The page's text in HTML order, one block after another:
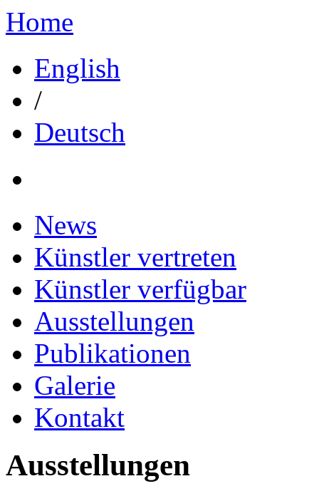
Home
English
/
Deutsch
News
Künstler vertreten
Künstler verfügbar
Ausstellungen
Publikationen
Galerie
Kontakt
Ausstellungen